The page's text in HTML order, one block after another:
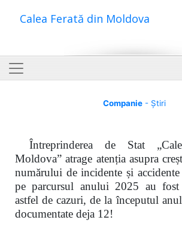
Calea Ferată din Moldova
Companie- Știri
Întreprinderea de Stat
Moldova” atrage atenția asupra
numărului de incidente și
pe parcursul anului 2025 au fost
astfel de cazuri, de la începutul
documentate deja 12!